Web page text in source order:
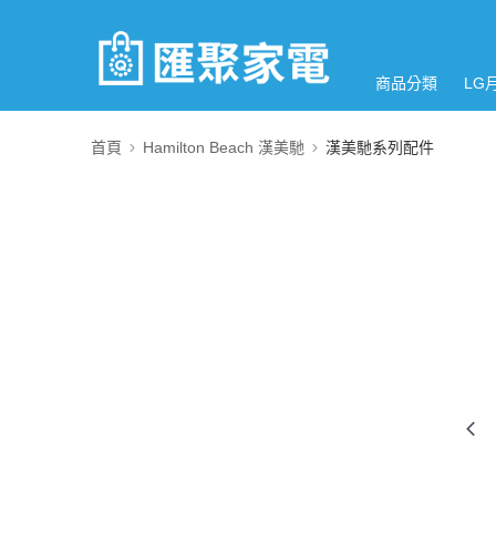
商品分類 LG
首頁 Hamilton Beach 漢美馳 漢美馳系列配件